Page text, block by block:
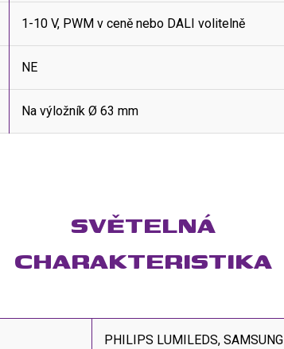
1-10 V, PWM v ceně nebo DALI volitelně
NE
Na výložník Ø 63 mm
SVĚTELNÁ
CHARAKTERISTIKA
PHILIPS LUMILEDS, SAMSUNG